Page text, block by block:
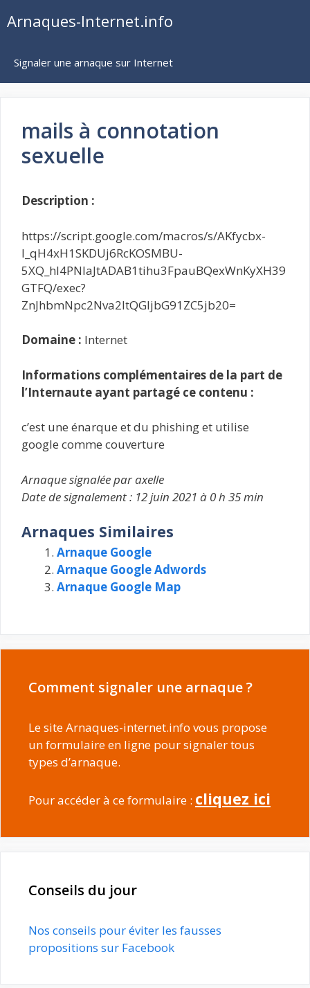
auArnaques-Internet.info
Signaler une arnaque sur Internet
mails à connotation
sexuelle
Description :
https://script.google.com/macros/s/AKfycbx-
l_qH4xH1SKDUj6RcKOSMBU-
5XQ_hl4PNlaJtADAB1tihu3FpauBQexWnKyXH39
GTFQ/exec?
ZnJhbmNpc2Nva2ltQGljbG91ZC5jb20=
Domaine : Internet
Informations complémentaires de la part de
l’Internaute ayant partagé ce contenu :
c’est une énarque et du phishing et utilise
google comme couverture
Arnaque signalée par axelle
Date de signalement : 12 juin 2021 à 0 h 35 min
Arnaques Similaires
Arnaque Google
Arnaque Google Adwords
Arnaque Google Map
Comment signaler une arnaque ?
Le site Arnaques-internet.info vous propose
un formulaire en ligne pour signaler tous
types d’arnaque.
Pour accéder à ce formulaire : cliquez ici
Conseils du jour
Nos conseils pour éviter les fausses
propositions sur Facebook